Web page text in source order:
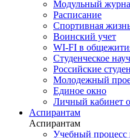
Модульный
Расписание
Спортивная
Воинский учет
WI-FI в
Студенческое
Российские
Молодежный
Единое окно
Личный кабинет
Аспирантам
Аспирантам
Учебный